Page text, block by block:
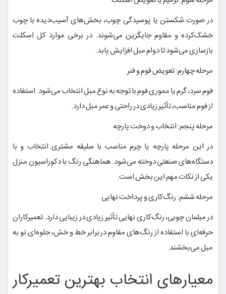
در صورت شکستن یا پوسیدگی چوب، بخش‌های آسیب‌دیده با چوب
خشک‌کرده و مقاوم جایگزین می‌شوند. در برخی موارد کل اسکلت
بازسازی می‌شود تا دوام مبل افزایش یابد.
مرحله چهارم: تعویض فوم و فنر
فوم سرد، گرم یا مموری فوم با توجه به نوع مبل انتخاب می‌شود. استفاده
از فوم مناسب، تأثیر زیادی در راحتی و عمر مبل دارد.
مرحله پنجم: انتخاب و دوخت پارچه
در این مرحله پارچه یا چرم مناسب با سلیقه مشتری انتخاب و با
دستگاه‌های صنعتی دوخته می‌شود. هماهنگی رنگ با دکوراسیون منزل
یکی از نکات مهم این بخش است.
مرحله ششم: رنگ‌کاری و پرداخت نهایی
در مبلمان چوبی، رنگ‌کاری نهایی تأثیر زیادی در زیبایی دارد. تعمیرکاران
حرفه‌ای با استفاده از رنگ‌های مقاوم در برابر خط و خش، جلوه‌ای نو به
مبل می‌بخشند.
معیارهای انتخاب بهترین تعمیرکار